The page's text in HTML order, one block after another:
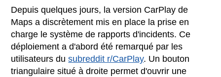
Depuis quelques jours, la version CarPlay de
Maps a discrètement mis en place la prise en
charge le système de rapports d'incidents. Ce
déploiement a d'abord été remarqué par les
utilisateurs dusubreddit r/CarPlay. Un bouton
triangulaire situé à droite permet d'ouvrir une